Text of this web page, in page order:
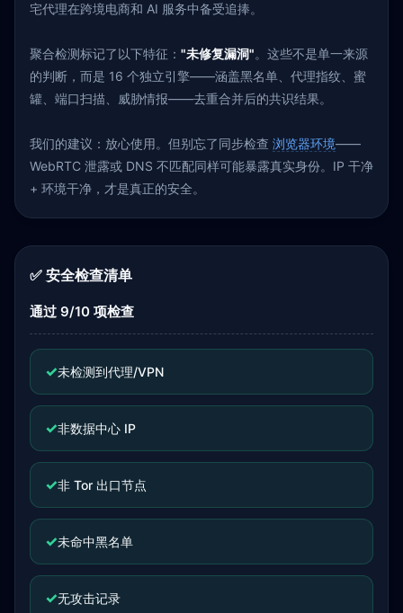
宅代理在跨境电商和 AI 服务中备受追捧。
聚合检测标记了以下特征： "未修复漏洞"。这些不是单一来源
的判断，而是 16 个独立引擎——涵盖黑名单、代理指纹、蜜
罐、端口扫描、威胁情报——去重合并后的共识结果。
我们的建议：放心使用。但别忘了同步检查 浏览器环境——
WebRTC 泄露或 DNS 不匹配同样可能暴露真实身份。IP 干净
+ 环境干净，才是真正的安全。
✅ 安全检查清单
通过 9/10 项检查
✓未检测到代理/VPN
✓非数据中心 IP
✓非 Tor 出口节点
✓未命中黑名单
✓无攻击记录